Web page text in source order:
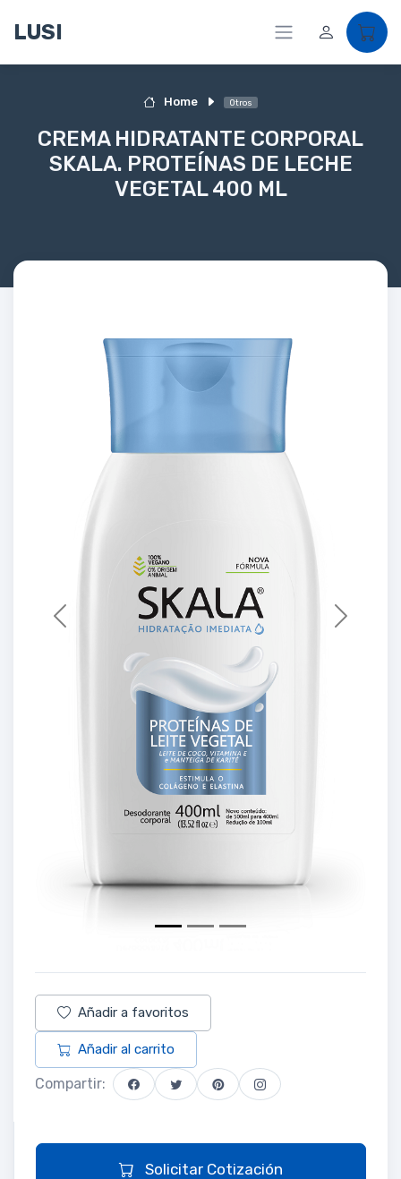
LUSI
Home Otros
CREMA HIDRATANTE CORPORAL
SKALA. PROTEÍNAS DE LECHE
VEGETAL 400 ML
Previous Next
Añadir a favoritos
Añadir al carrito
Compartir:
Solicitar Cotización